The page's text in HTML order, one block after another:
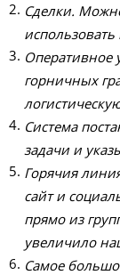
Сделки.
Оперативное
горничных
Система
задачи и
Горячия
сайт и
прямо из
увеличило
Самое